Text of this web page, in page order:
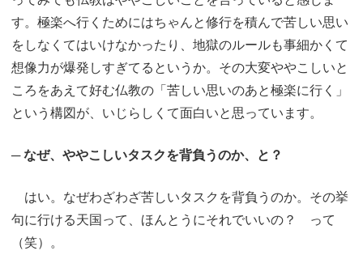
す。極楽へ行くためにはちゃんと修行を積んで苦しい思い
をしなくてはいけなかったり、地獄のルールも事細かくて
想像力が爆発しすぎてるというか。その大変ややこしいと
ころをあえて好む仏教の「苦しい思いのあと極楽に行く」
という構図が、いじらしくて面白いと思っています。
─ なぜ、ややこしいタスクを背負うのか、と？
はい。なぜわざわざ苦しいタスクを背負うのか。その挙
句に行ける天国って、ほんとうにそれでいいの？ って
（笑）。